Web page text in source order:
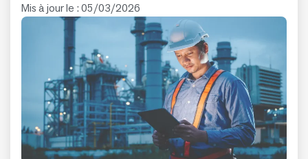
Mis à jour le : 05/03/2026